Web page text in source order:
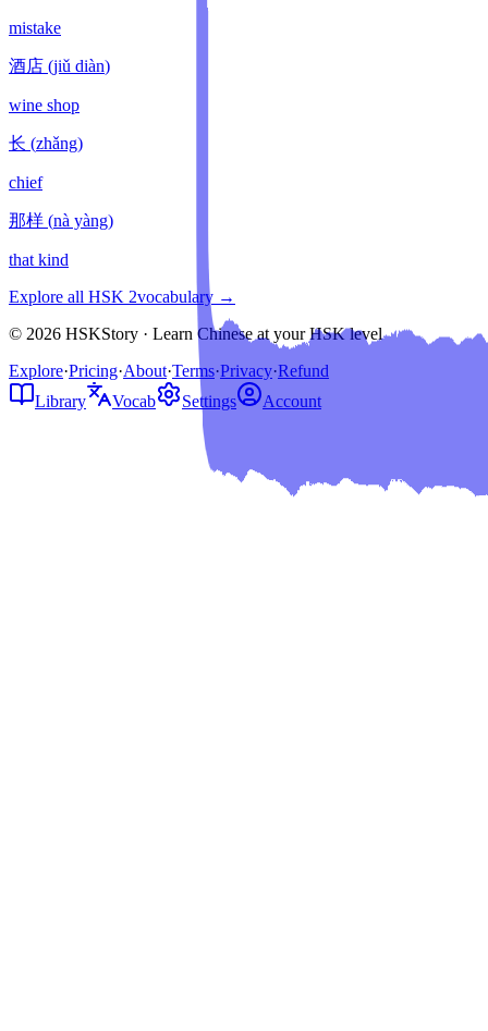
mistake
酒店 (jiǔ diàn)
wine shop
长 (zhǎng)
chief
那样 (nà yàng)
that kind
Explore all HSK 2vocabulary →
© 2026 HSKStory · Learn Chinese at your HSK level
Explore·Pricing·About·Terms·Privacy·Refund
Library
Vocab Settings Account